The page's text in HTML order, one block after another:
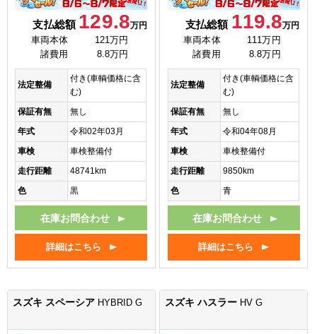
支払総額 129.8万円
車両本体
121万円
諸費用
8.8万円
法定整備
付き(車輌価格に含
む)
保証有無
無し
年式
令和02年03月
車検
車検整備付
走行距離
48741km
色
黒
在庫お問合わせ
詳細はこちら
支払総額 119.8万円
車両本体
111万円
諸費用
8.8万円
法定整備
付き(車輌価格に含
む)
保証有無
無し
年式
令和04年08月
車検
車検整備付
走行距離
9850km
色
青
在庫お問合わせ
詳細はこちら
スズキ スペーシア HYBRID G スズキ ハスラー HV G